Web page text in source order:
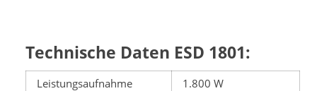
Technische Daten ESD 1801:
Leistungsaufnahme
1.800 W